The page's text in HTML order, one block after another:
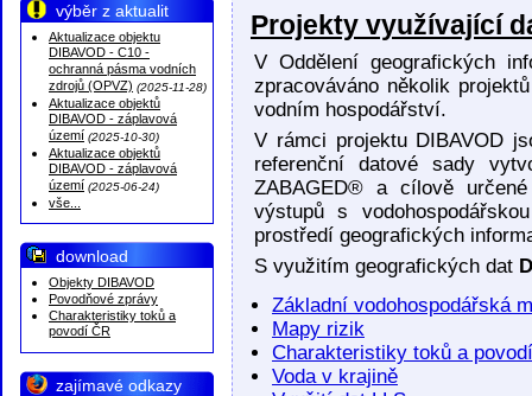
výběr z aktualit
Aktualizace objektu
DIBAVOD - C10 -
ochranná pásma vodních
zdrojů (OPVZ) (2025-11-28)
Aktualizace objektů
DIBAVOD - záplavová
území (2025-10-30)
Aktualizace objektů
DIBAVOD - záplavová
území (2025-06-24)
vše...
download
Objekty DIBAVOD
Povodňové zprávy
Charakteristiky toků a
povodí ČR
zajímavé odkazy
Projekty využívající
V Oddělení geografických
zpracováváno několik
vodním hospodářství.
V rámci projektu DIBAVOD
referenční datové sady
ZABAGED® a cílově
výstupů s
prostředí geografických
S využitím geografických dat
Základní vodohospodářská
Mapy rizik
Charakteristiky toků a
Voda v krajině